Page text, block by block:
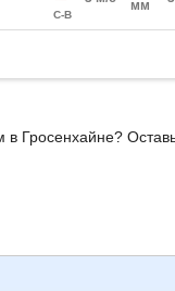
С-В
мм
в Гросенхайне?